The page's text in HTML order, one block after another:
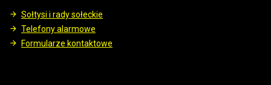
Sołtysi i rady sołeckie
Telefony alarmowe
Formularze kontaktowe